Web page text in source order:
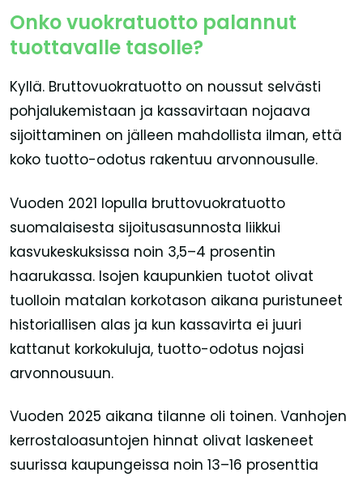
Onko vuokratuotto palannut
tuottavalle tasolle?
Kyllä. Bruttovuokratuotto on noussut selvästi
pohjalukemistaan ja kassavirtaan nojaava
sijoittaminen on jälleen mahdollista ilman, että
koko tuotto-odotus rakentuu arvonnousulle.
Vuoden 2021 lopulla bruttovuokratuotto
suomalaisesta sijoitusasunnosta liikkui
kasvukeskuksissa noin 3,5–4 prosentin
haarukassa. Isojen kaupunkien tuotot olivat
tuolloin matalan korkotason aikana puristuneet
historiallisen alas ja kun kassavirta ei juuri
kattanut korkokuluja, tuotto-odotus nojasi
arvonnousuun.
Vuoden 2025 aikana tilanne oli toinen. Vanhojen
kerrostaloasuntojen hinnat olivat laskeneet
suurissa kaupungeissa noin 13–16 prosenttia